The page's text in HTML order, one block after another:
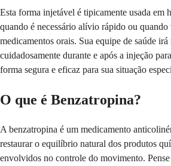
Esta forma injetável é tipicamente usada em
quando é necessário alívio rápido ou
medicamentos orais. Sua equipe de saúde
cuidadosamente durante e após a injeção
forma segura e eficaz para sua situação
O que é Benzatropina?
A benzatropina é um medicamento
restaurar o equilíbrio natural dos produtos
envolvidos no controle do movimento.